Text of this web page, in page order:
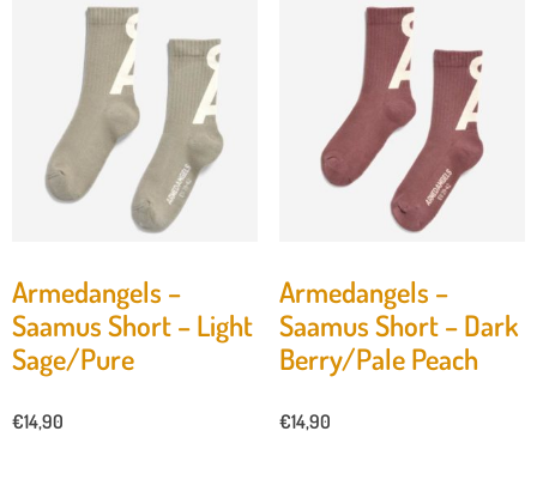
Armedangels –
Saamus Short – Light
Sage/Pure
€14,90
Armedangels –
Saamus Short – Dark
Berry/Pale Peach
€14,90